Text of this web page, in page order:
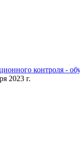
2023 г.